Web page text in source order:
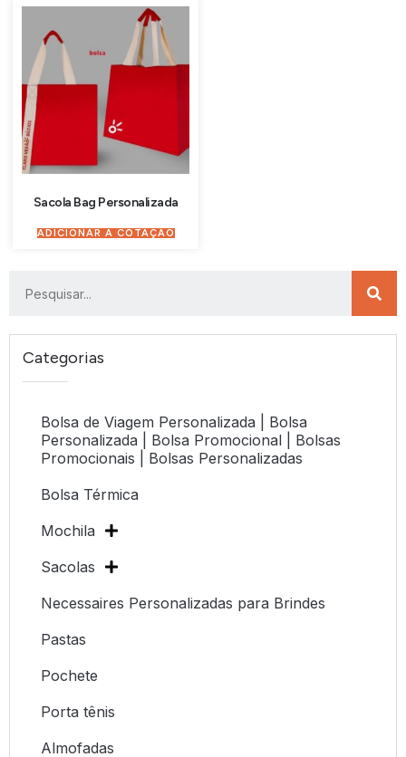
Categorias
Bolsa de Viagem Personalizada | Bolsa
Personalizada | Bolsa Promocional | Bolsas
Promocionais | Bolsas Personalizadas
Bolsa Térmica
Mochila
Sacolas
Necessaires Personalizadas para Brindes
Pastas
Pochete
Porta tênis
Almofadas
Sacola Bag Personalizada
ADICIONAR À COTAÇÃO